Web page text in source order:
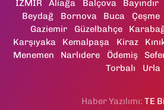
İZMİR Aliağa Balçova Bayındır
Beydağ
Bornova Buca Çeşme
Gaziemir
Güzelbahçe
Karşıyaka
Kemalpaşa Kiraz
Menemen
Narlıdere Ödemiş
Torbalı
Urla
Haber Yazılımı: TE